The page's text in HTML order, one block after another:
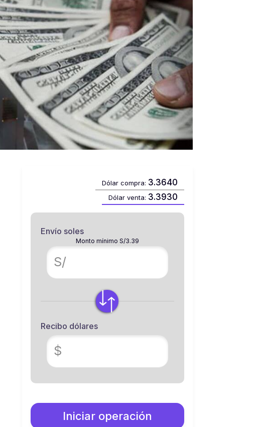
Dólar compra: 3.3640
Dólar venta: 3.3930
Envío soles
Monto mínimo S/3.39
S/
Recibo dólares
$
Iniciar operación